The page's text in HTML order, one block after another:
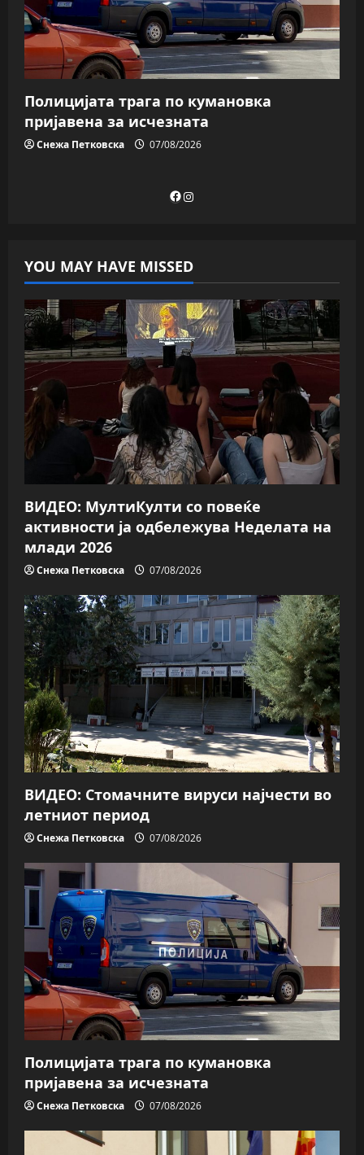
Полицијата трага пo кумановка
пријавена за исчезната
Снежа Петковска 07/08/2026
Facebook
Instagram
YOU MAY HAVE MISSED
ВИДЕО: МултиКулти со повеќе
активности ја одбележува Неделата на
млади 2026
Снежа Петковска 07/08/2026
ВИДЕО: Стомачните вируси најчести во
летниот период
Снежа Петковска 07/08/2026
Полицијата трага пo кумановка
пријавена за исчезната
Снежа Петковска 07/08/2026